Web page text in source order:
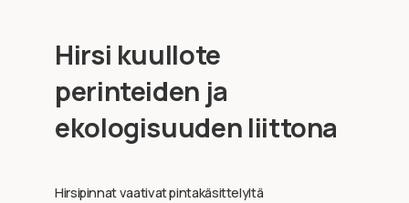
Hirsi kuullote
perinteiden ja
ekologisuuden liittona
Hirsipinnat vaativat pintakäsittelyltä